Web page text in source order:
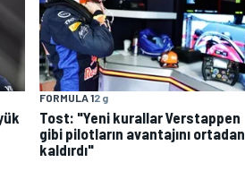
FORMULA 12 g
Tost: "Yeni kurallar Verstappen
gibi pilotların avantajını ortadan
kaldırdı"